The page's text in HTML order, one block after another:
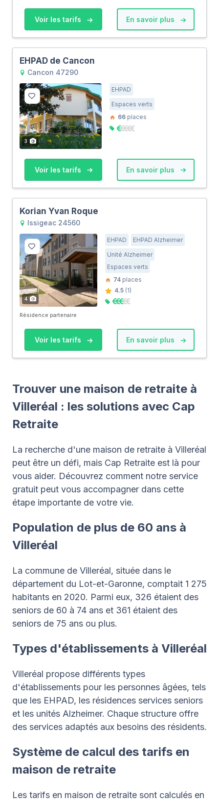
Voir les tarifs En savoir plus
EHPAD de Cancon
Cancon 47290
3
EHPAD
Espaces verts
66 places
Voir les tarifs En savoir plus
Korian Yvan Roque
Issigeac 24560
4
EHPAD
EHPAD Alzheimer
Unité Alzheimer
Espaces verts
74 places
4.5 (1)
Résidence partenaire
Voir les tarifs En savoir plus
Trouver une maison de retraite à
Villeréal : les solutions avec Cap
Retraite
La recherche d'une maison de retraite à Villeréal
peut être un défi, mais Cap Retraite est là pour
vous aider. Découvrez comment notre service
gratuit peut vous accompagner dans cette
étape importante de votre vie.
Population de plus de 60 ans à
Villeréal
La commune de Villeréal, située dans le
département du Lot-et-Garonne, comptait 1 275
habitants en 2020. Parmi eux, 326 étaient des
seniors de 60 à 74 ans et 361 étaient des
seniors de 75 ans ou plus.
Types d'établissements à Villeréal
Villeréal propose différents types
d'établissements pour les personnes âgées, tels
que les EHPAD, les résidences services seniors
et les unités Alzheimer. Chaque structure offre
des services adaptés aux besoins des résidents.
Système de calcul des tarifs en
maison de retraite
Les tarifs en maison de retraite sont calculés en